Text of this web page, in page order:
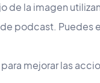
de la imagen
podcast. Puedes
mejorar las